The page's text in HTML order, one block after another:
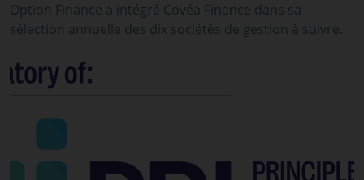
Option Finance a intégré Covéa Finance dans sa
sélection annuelle des dix sociétés de gestion à suivre.